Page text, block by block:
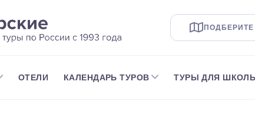
ПОДБЕРИТЕ
ОТЕЛИ КАЛЕНДАРЬ ТУРОВ ТУРЫ ДЛЯ